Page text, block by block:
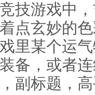
技游戏中
点玄妙的
里某个运
备，或者
副标题，